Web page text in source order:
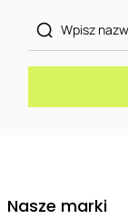
Nasze marki